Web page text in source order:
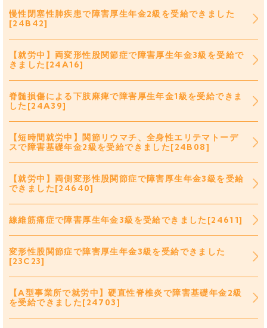
慢性閉塞性肺疾患で障害厚生年金2級を受給できました
[24B42]
【就労中】両変形性股関節症で障害厚生年金3級を受給で
きました[24A16]
脊髄損傷による下肢麻痺で障害厚生年金1級を受給できま
した[24A39]
【短時間就労中】関節リウマチ、全身性エリテマトーデ
スで障害基礎年金2級を受給できました[24B08]
【就労中】両側変形性股関節症で障害厚生年金3級を受給
できました[24640]
線維筋痛症で障害厚生年金3級を受給できました[24611]
変形性股関節症で障害厚生年金3級を受給できました
[23C23]
【A型事業所で就労中】硬直性脊椎炎で障害基礎年金2級
を受給できました[24703]